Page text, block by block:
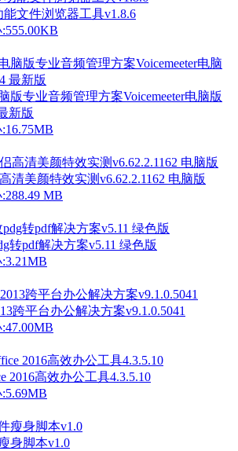
能文件浏览器工具v1.8.6
版专业音频管理方案Voicemeeter电脑版
新版
清美颜特效实测v6.62.2.1162 电脑版
MB
转pdf解决方案v5.11 绿色版
跨平台办公解决方案v9.1.0.5041
2016高效办公工具4.3.5.10
身脚本v1.0